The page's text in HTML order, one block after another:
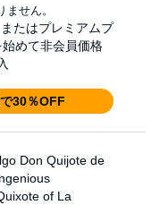
ません。
たはプレミアムプ
めて非会員価格
30％OFF
Don Quijote de
of La